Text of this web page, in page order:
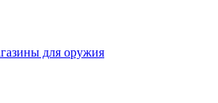
для оружия